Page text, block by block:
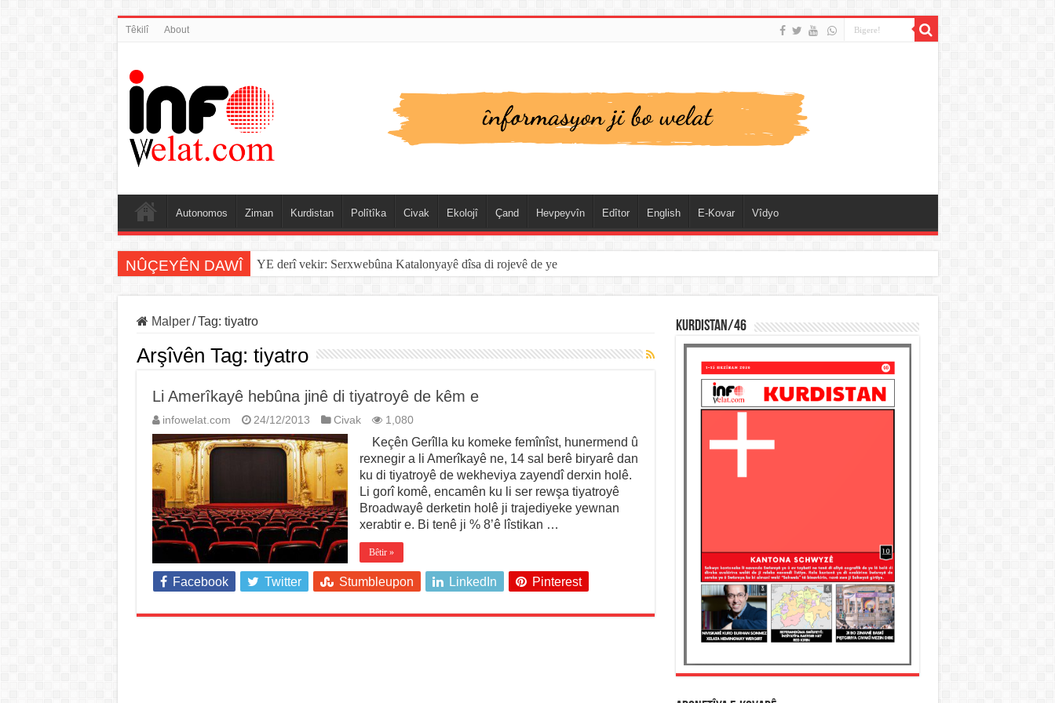
Têkilî About
Autonomos Ziman Kurdistan Polîtîka Civak Ekolojî Çand Hevpeyvîn Edîtor English E-Kovar Vîdyo
NÛÇEYÊN DAWÎ YE derî vekir: Serxwebûna Katalonyayê dîsa di rojevê de ye
Malper / Tag: tiyatro
Arşîvên Tag: tiyatro
Li Amerîkayê hebûna jinê di tiyatroyê de kêm e
infowelat.com 24/12/2013 Civak 1,080
Keçên Gerîlla ku komeke femînîst, hunermend û
rexnegir a li Amerîkayê ne, 14 sal berê biryarê dan
ku di tiyatroyê de wekheviya zayendî derxin holê.
Li gorî komê, encamên ku li ser rewşa tiyatroyê
Broadwayê derketin holê ji trajediyeke yewnan
xerabtir e. Bi tenê ji % 8’ê lîstikan …
Bêtir »
Facebook Twitter Stumbleupon LinkedIn Pinterest
KURDISTAN/46